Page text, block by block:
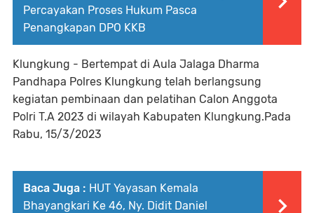
Percayakan Proses Hukum Pasca
Penangkapan DPO KKB
Klungkung - Bertempat di Aula Jalaga Dharma
Pandhapa Polres Klungkung telah berlangsung
kegiatan pembinaan dan pelatihan Calon Anggota
Polri T.A 2023 di wilayah Kabupaten Klungkung.Pada
Rabu, 15/3/2023
Baca Juga : HUT Yayasan Kemala
Bhayangkari Ke 46, Ny. Didit Daniel